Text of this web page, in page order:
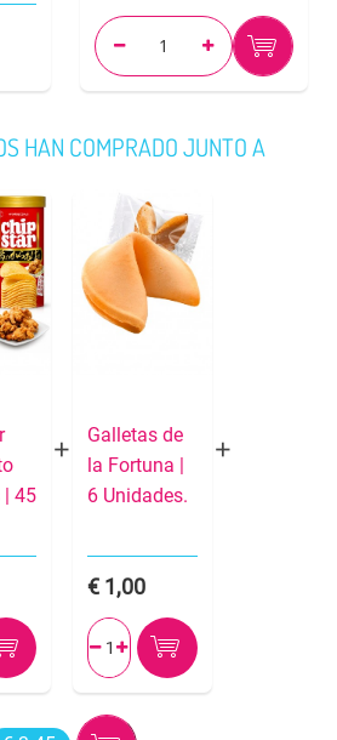
HAN COMPRADO JUNTO A
| 45
Galletas de
la Fortuna |
6 Unidades.
1,00
 